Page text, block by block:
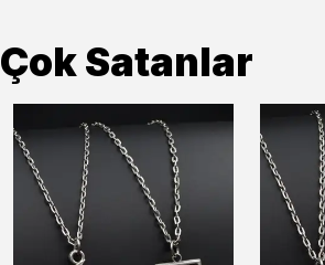
Çok Satanlar